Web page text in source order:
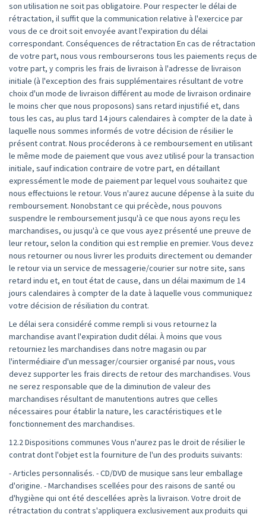
son utilisation ne soit pas obligatoire. Pour respecter le délai de
rétractation, il suffit que la communication relative à l'exercice par
vous de ce droit soit envoyée avant l'expiration du délai
correspondant. Conséquences de rétractation En cas de rétractation
de votre part, nous vous rembourserons tous les paiements reçus de
votre part, y compris les frais de livraison à l'adresse de livraison
initiale (à l'exception des frais supplémentaires résultant de votre
choix d'un mode de livraison différent au mode de livraison ordinaire
le moins cher que nous proposons) sans retard injustifié et, dans
tous les cas, au plus tard 14 jours calendaires à compter de la date à
laquelle nous sommes informés de votre décision de résilier le
présent contrat. Nous procéderons à ce remboursement en utilisant
le même mode de paiement que vous avez utilisé pour la transaction
initiale, sauf indication contraire de votre part, en détaillant
expressément le mode de paiement par lequel vous souhaitez que
nous effectuions le retour. Vous n'aurez aucune dépense à la suite du
remboursement. Nonobstant ce qui précède, nous pouvons
suspendre le remboursement jusqu'à ce que nous ayons reçu les
marchandises, ou jusqu'à ce que vous ayez présenté une preuve de
leur retour, selon la condition qui est remplie en premier. Vous devez
nous retourner ou nous livrer les produits directement ou demander
le retour via un service de messagerie/courier sur notre site, sans
retard indu et, en tout état de cause, dans un délai maximum de 14
jours calendaires à compter de la date à laquelle vous communiquez
votre décision de résiliation du contrat.
Le délai sera considéré comme rempli si vous retournez la
marchandise avant l'expiration dudit délai. À moins que vous
retourniez les marchandises dans notre magasin ou par
l'intermédiaire d'un messager/coursier organisé par nous, vous
devez supporter les frais directs de retour des marchandises. Vous
ne serez responsable que de la diminution de valeur des
marchandises résultant de manutentions autres que celles
nécessaires pour établir la nature, les caractéristiques et le
fonctionnement des marchandises.
12.2 Dispositions communes Vous n'aurez pas le droit de résilier le
contrat dont l'objet est la fourniture de l'un des produits suivants:
- Articles personnalisés. - CD/DVD de musique sans leur emballage
d'origine. - Marchandises scellées pour des raisons de santé ou
d'hygiène qui ont été descellées après la livraison. Votre droit de
rétractation du contrat s'appliquera exclusivement aux produits qui